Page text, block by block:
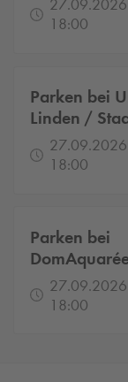
18:00
Parken bei
Linden /
18:00
Parken bei
18:00